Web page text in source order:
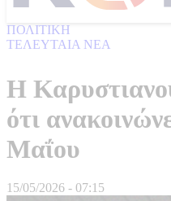
ΠΟΛΙΤΙΚΗ
ΤΕΛΕΥΤΑΙΑ ΝΕΑ
Η
ότι
Μαΐου
15/05/2026 - 07:15